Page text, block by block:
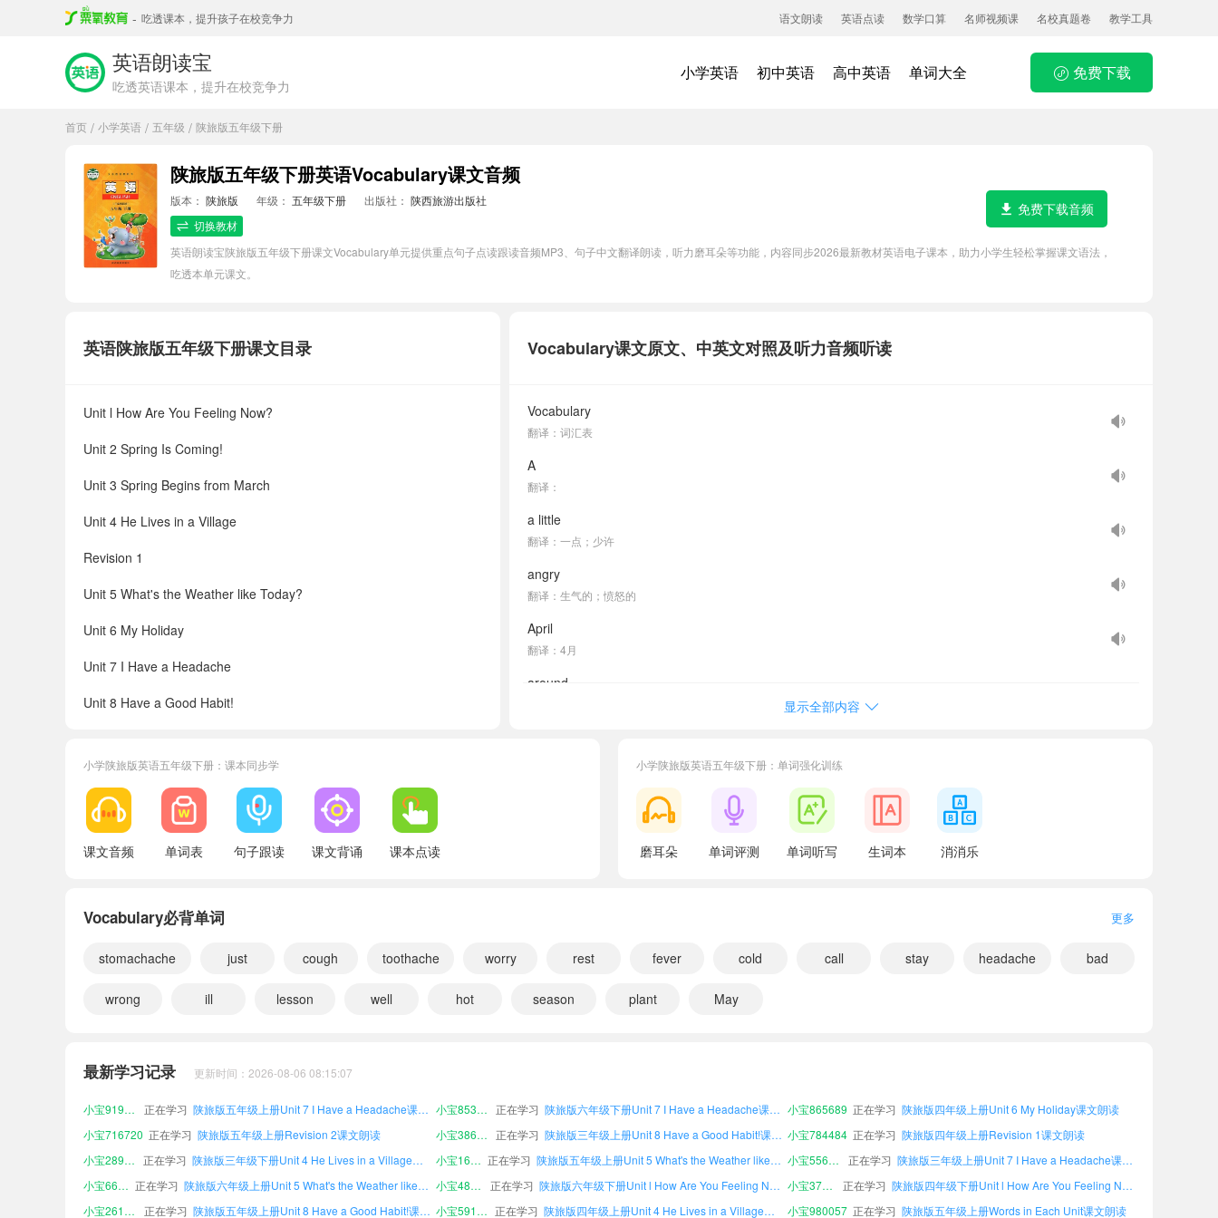
- 吃透课本，提升孩子在校竞争力 语文朗读 英语点读 数学口算 名师视频课 名校真题卷 教学工具
英语朗读宝
吃透英语课本，提升在校竞争力
小学英语 初中英语 高中英语 单词大全 免费下载
首页 / 小学英语 / 五年级 / 陕旅版五年级下册
陕旅版五年级下册英语Vocabulary课文音频
版本： 陕旅版 年级： 五年级下册 出版社： 陕西旅游出版社
切换教材
英语朗读宝陕旅版五年级下册课文Vocabulary单元提供重点句子点读跟读音频MP3、句子中文翻译朗读，听力磨耳朵等功能，内容同步2026最新教材英语电子课本，助力小学生轻松掌握课文语法，
吃透本单元课文。
免费下载音频
Vocabulary课文原文、中英文对照及听力音频听读
Vocabulary
翻译：词汇表
A
翻译：
a little
翻译：一点；少许
angry
翻译：生气的；愤怒的
April
翻译：4月
around
because
become
better
翻译：更加；更好
bird
翻译：小鸟
显示全部内容
英语陕旅版五年级下册课文目录
Unit l How Are You Feeling Now?
Unit 2 Spring Is Coming!
Unit 3 Spring Begins from March
Unit 4 He Lives in a Village
Revision 1
Unit 5 What's the Weather like Today?
Unit 6 My Holiday
Unit 7 I Have a Headache
Unit 8 Have a Good Habit!
Words in Each Unit
Vocabulary
小学陕旅版英语五年级下册：课本同步学
课文音频 单词表 句子跟读 课文背诵 课本点读
小学陕旅版英语五年级下册：单词强化训练
磨耳朵 单词评测 单词听写 生词本 消消乐
Vocabulary必背单词 更多
stomachache just cough toothache worry rest fever cold call stay headache bad
wrong ill lesson well hot season plant May
最新学习记录 更新时间：2026-08-06 08:15:07
小宝427886 正在学习 陕旅版六年级上册Vocabulary课文朗读
小宝919371
正在学习 陕旅版五年级上册Unit 7 I Have a Headache课文朗读 小宝853123 正在学习 陕旅版六年级下册Unit 7 I Have a Headache课文朗读 小宝865689 正在学习 陕旅版四年级上册Unit 6 My Holiday课文朗读
小宝716720 正在学习 陕旅版五年级上册Revision 2课文朗读 小宝386598 正在学习 陕旅版三年级上册Unit 8 Have a Good Habit!课文朗读 小宝784484 正在学习 陕旅版四年级上册Revision 1课文朗读
小宝289990 正在学习 陕旅版三年级下册Unit 4 He Lives in a Village课文朗读 小宝168096 正在学习 陕旅版五年级上册Unit 5 What's the Weather like Today?课文朗读 小宝556181 正在学习
陕旅版三年级上册Unit 7 I Have a Headache课文朗读
小宝660864 正在学习 陕旅版六年级上册Unit 5 What's the Weather like Today?课文朗读 小宝483732 正在学习 陕旅版六年级下册Unit l How Are You Feeling Now?课文朗读 小宝371608 正在学习
陕旅版四年级下册Unit l How Are You Feeling Now?课文朗读
小宝261217
正在学习 陕旅版五年级上册Unit 8 Have a Good Habit!课文朗读 小宝591547 正在学习 陕旅版四年级上册Unit 4 He Lives in a Village课文朗读 小宝980057 正在学习 陕旅版五年级上册Words in Each Unit课文朗读